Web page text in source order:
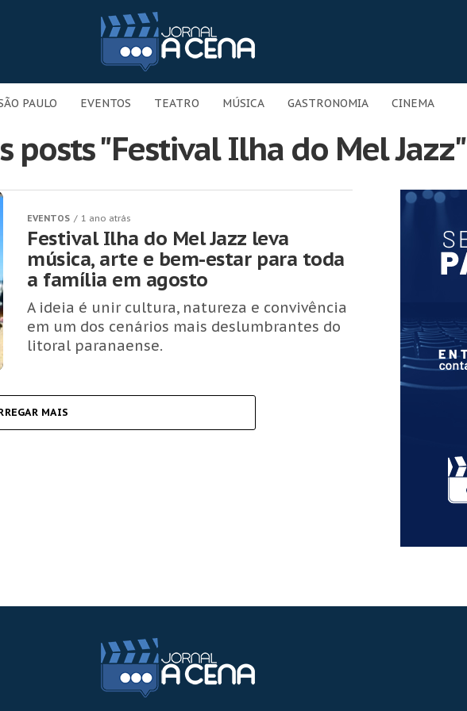
PAULO EVENTOS TEATRO MÚSICA GASTRONOMIA CINEMA
posts "Festival Ilha do Mel Jazz"
EVENTOS 1 ano atrás
Festival Ilha do Mel Jazz leva
música, arte e bem-estar para toda
a família em agosto
A ideia é unir cultura, natureza e convivência
em um dos cenários mais deslumbrantes do
litoral paranaense.
MAIS